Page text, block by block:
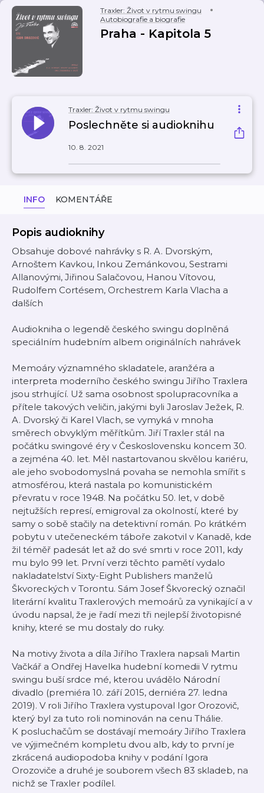
Traxler: Život v rytmu swingu
Autobiografie a biografie
Praha - Kapitola 5
Traxler: Život v rytmu swingu
Poslechněte si audioknihu
10. 8. 2021
INFO KOMENTÁŘE
Popis audioknihy
Obsahuje dobové nahrávky s R. A. Dvorským,
Arnoštem Kavkou, Inkou Zemánkovou, Sestrami
Allanovými, Jiřinou Salačovou, Hanou Vítovou,
Rudolfem Cortésem, Orchestrem Karla Vlacha a
dalších
Audiokniha o legendě českého swingu doplněná
speciálním hudebním albem originálních nahrávek
Memoáry významného skladatele, aranžéra a
interpreta moderního českého swingu Jiřího Traxlera
jsou strhující. Už sama osobnost spolupracovníka a
přítele takových veličin, jakými byli Jaroslav Ježek, R.
A. Dvorský či Karel Vlach, se vymyká v mnoha
směrech obvyklým měřítkům. Jiří Traxler stál na
počátku swingové éry v Československu koncem 30.
a zejména 40. let. Měl nastartovanou skvělou kariéru,
ale jeho svobodomyslná povaha se nemohla smířit s
atmosférou, která nastala po komunistickém
převratu v roce 1948. Na počátku 50. let, v době
nejtužších represí, emigroval za okolností, které by
samy o sobě stačily na detektivní román. Po krátkém
pobytu v utečeneckém táboře zakotvil v Kanadě, kde
žil téměř padesát let až do své smrti v roce 2011, kdy
mu bylo 99 let. První verzi těchto pamětí vydalo
nakladatelství Sixty-Eight Publishers manželů
Škvoreckých v Torontu. Sám Josef Škvorecký označil
literární kvalitu Traxlerových memoárů za vynikající a v
úvodu napsal, že je řadí mezi tři nejlepší životopisné
knihy, které se mu dostaly do ruky.
Na motivy života a díla Jiřího Traxlera napsali Martin
Vačkář a Ondřej Havelka hudební komedii V rytmu
swingu buší srdce mé, kterou uvádělo Národní
divadlo (premiéra 10. září 2015, derniéra 27. ledna
2019). V roli Jiřího Traxlera vystupoval Igor Orozovič,
který byl za tuto roli nominován na cenu Thálie.
K posluchačům se dostávají memoáry Jiřího Traxlera
ve výjimečném kompletu dvou alb, kdy to první je
zkrácená audiopodoba knihy v podání Igora
Orozoviče a druhé je souborem všech 83 skladeb, na
nichž se Traxler podílel.